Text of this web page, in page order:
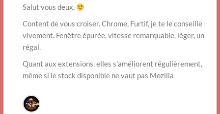
Salut vous deux,
Content de vous croiser. Chrome, Furtif, je te le conseille
vivement. Fenêtre épurée, vitesse remarquable, léger, un
régal.
Quant aux extensions, elles s’améliorent régulièrement,
même si le stock disponible ne vaut pas Mozilla